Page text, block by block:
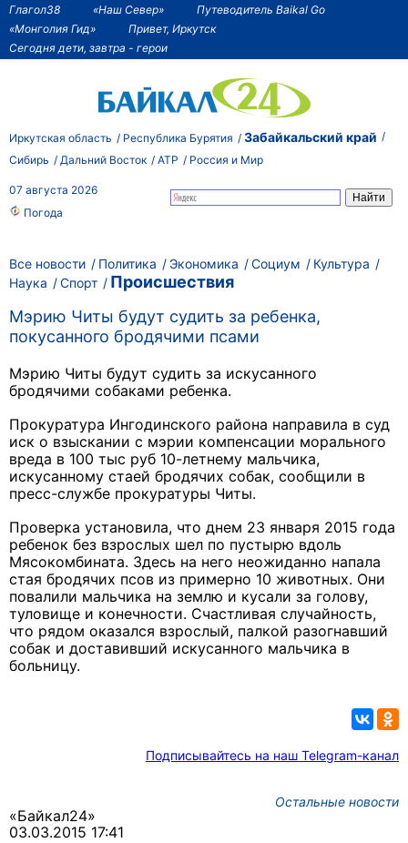
Глагол38 «Наш Север»
Путеводитель Baikal Go
«Монголия Гид»
Привет, Иркутск
Сегодня дети, завтра - герои
Иркутская область Республика Бурятия Забайкальский край
Сибирь Дальний Восток АТР Россия и Мир
07 августа 2026
Погода
Все новости Политика Экономика Социум
Культура
Наука
Спорт
Происшествия
Мэрию Читы будут судить за ребенка,
покусанного бродячими псами
Мэрию Читы будут судить за искусанного
бродячими собаками ребенка.
Прокуратура Ингодинского района направила в суд
иск о взыскании с мэрии компенсации морального
вреда в 100 тыс руб 10-летнему мальчика,
искусанному стаей бродячих собак, сообщили в
пресс-службе прокуратуры Читы.
Проверка установила, что днем 23 января 2015 года
ребенок без взрослых шел по пустырю вдоль
Мясокомбината. Здесь на него неожиданно напала
стая бродячих псов из примерно 10 животных. Они
повалили мальчика на землю и кусали за голову,
туловище и конечности. Счастливая случайность,
что рядом оказался взрослый, палкой разогнавший
собак и доставивший искусанного мальчика в
больницу.
Подписывайтесь на наш Telegram-канал
Остальные новости
«Байкал24»
03.03.2015 17:41